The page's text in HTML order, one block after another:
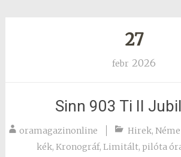
27
febr 2026
Sinn 903 Ti II
oramagazinonline Hirek,
kék,Kronográf,Limitált, pilóta